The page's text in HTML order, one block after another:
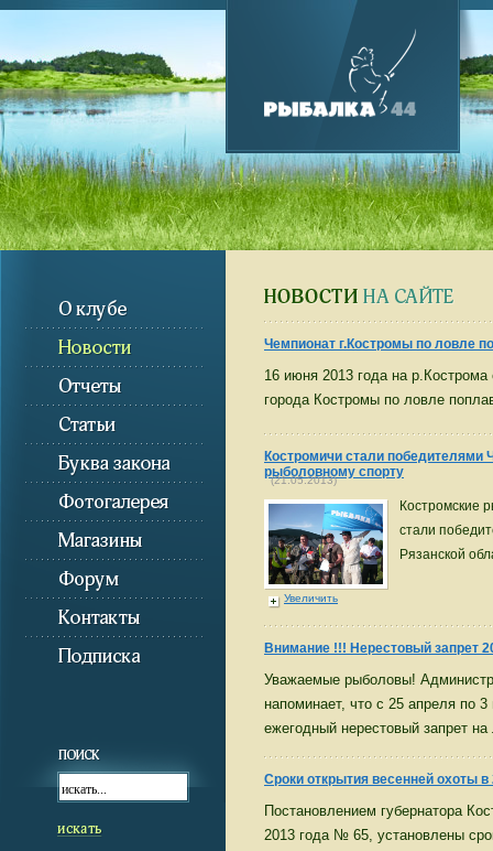
Чемпионат г.Костромы по ловле
16 июня 2013 года на
города Костромы по ловле
Костромичи стали победителями
рыболовному спорту
(21.05.2013)
Увеличить
Костромские
стали
Рязанской
Внимание !!! Нерестовый запрет
Уважаемые рыболовы!
напоминает, что с 25 апреля по
ежегодный нерестовый запрет
Cроки открытия весенней охоты в
Постановлением губернатора
2013 года № 65, установлены